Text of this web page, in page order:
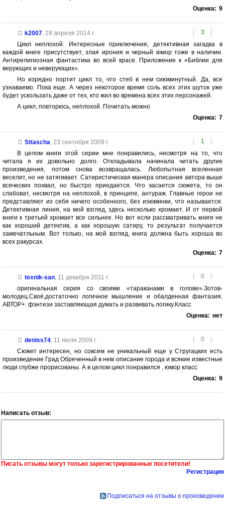
Оценка: 9
[ 3 ]
k2007, 28 апреля 2014 г.
Цикл неплохой. Интересные приключения, детективная загадка в
каждой книге присутствует, злая ирония и черный юмор тоже в наличии.
Антирелигиозная фантастика во всей красе. Приложение к «Библии для
верующих и неверующих».
Но изрядно портит цикл то, что стеб в нем сиюминутный. Да, все
узнаваемо. Пока еще. А через некоторое время соль всех этих шуток уже
будет ускользать даже от тех, кто жил во времена всех этих персонажей.
А цикл, повторюсь, неплохой. Почитать можно
Оценка: 7
[ 1 ]
Sttascha, 23 сентября 2009 г.
В целом книги этой серии мне понравились, несмотря на то, что
читала я их довольно долго. Откладывала начинала читать другие
произведения, потом снова возвращалась. Любопытная вселенная
веселит, но не затягивает. Сатиристическая манера описания автора выше
всяческих похвал, но быстро приедается. Что касается сюжета, то он
слабоват, несмотря на неплохой, в принципе, антураж. Главные герои не
представляют из себя ничего особенного, без изюминки, что называется.
Детективная линия, на мой взгляд, здесь несколько хромает. И от первой
книги к третьей хромает все сильнее. Но вот если рассматривать книги не
как хороший детектив, а как хорошую сатиру, то результат получается
замечатльным. Вот только, на мой взгляд, книга должна быть хороша во
всех ракурсах.
Оценка: 7
[ 0 ]
texnik-san, 11 декабря 2011 г.
оригинальная серия со своими «тараканами в голове».Зотов-
молодец.Своё,достаточно логичное мышление и обалденная фантазия.
АВТОР+. фэнтези заставляющая думать и развивать логику.Класс
Оценка: нет
[ 0 ]
deniss74, 11 июля 2009 г.
Сюжет интересен, но совсем не уникальный еще у Стругацких есть
произведение Град Обреченный в нем описание города и всякие известные
люди глубже прорисованы. А в целом цикл понравился , юмор класс
Оценка: 9
Написать отзыв:
Писать отзывы могут только зарегистрированные посетители!
Регистрация
Подписаться на отзывы о произведении